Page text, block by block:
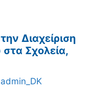
Διαχείριση
στα Σχολεία,
admin_DK